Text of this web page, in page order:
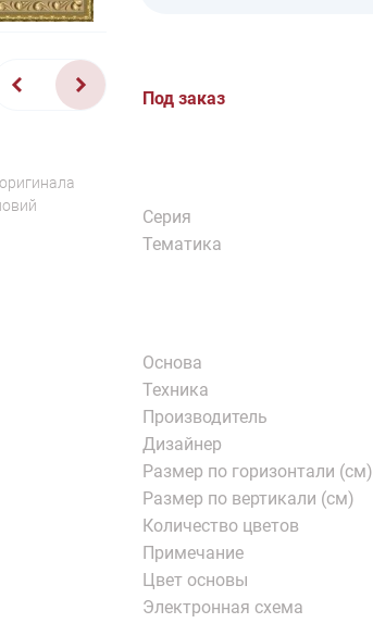
Под заказ
Серия
Тематика
Основа
Техника
Производитель
Дизайнер
Размер по горизонтали (см)
Размер по вертикали (см)
Количество цветов
Примечание
Цвет основы
Электронная схема